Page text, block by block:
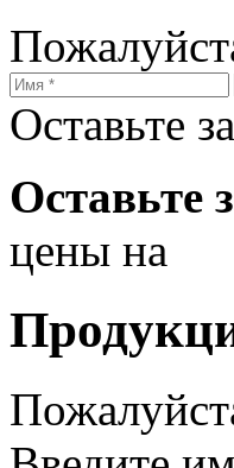
Оставьте
Оставьте
цены на